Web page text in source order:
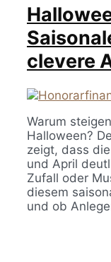
clevere
Warum
Halloween?
zeigt, dass
und April
Zufall oder
diesem
und ob